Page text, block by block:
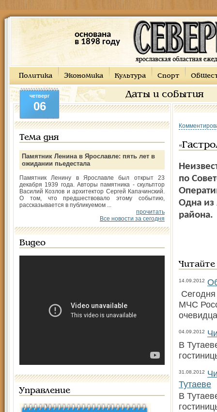
основана
в 1898 году
Политика Экономика Культура Спорт
Даты и события
четверг
06
Тема дня
Памятник Ленина в Ярославле: пять лет в
ожидании пьедестала
Памятник Ленину в Ярославле был открыт 23
декабря 1939 года. Авторы памятника - скульптор
Василий Козлов и архитектор Сергей Капачинский.
О том, что предшествовало этому событию,
рассказывается в публикуемом ...
прочитать
Все новости за сегодня
Видео
Управление
по
Одна из
района.
14.09.2012
МЧС
04.09.2012
В
31.08.2012
Тутаеве
В